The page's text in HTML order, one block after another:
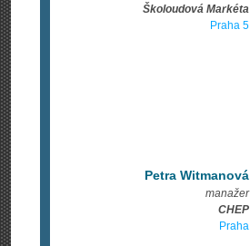
Školoudová Markéta
Praha 5
Petra Witmanová
manažer
CHEP
Praha